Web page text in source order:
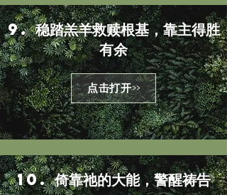
9. 稳踏羔羊救赎根基，靠主得胜
有余
点击打开>>
10. 倚靠祂的大能，警醒祷告